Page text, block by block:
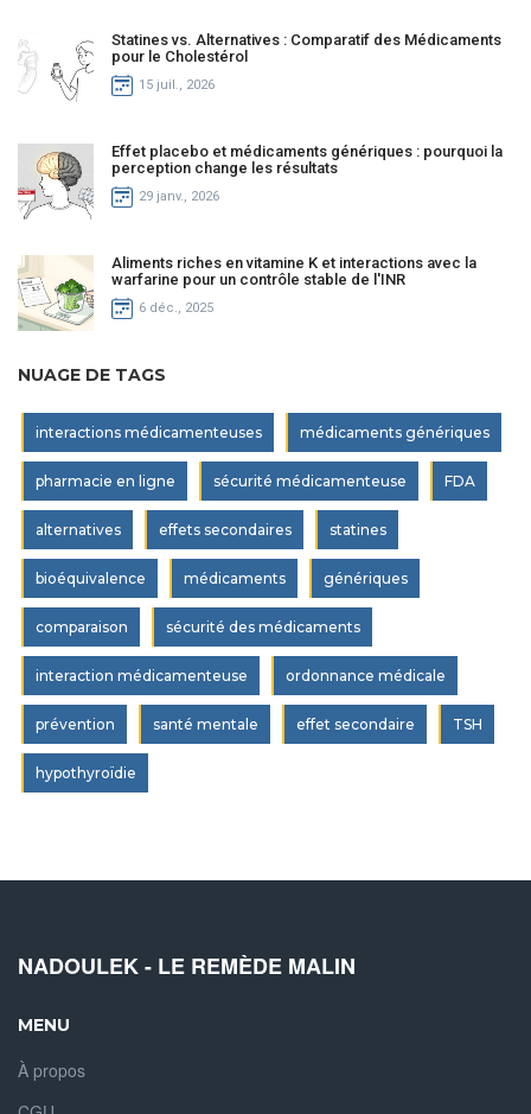
Statines vs. Alternatives : Comparatif des Médicaments
pour le Cholestérol
15 juil., 2026
Effet placebo et médicaments génériques : pourquoi la
perception change les résultats
29 janv., 2026
Aliments riches en vitamine K et interactions avec la
warfarine pour un contrôle stable de l'INR
6 déc., 2025
NUAGE DE TAGS
interactions médicamenteuses médicaments génériques
pharmacie en ligne sécurité médicamenteuse FDA
alternatives effets secondaires statines
bioéquivalence médicaments génériques
comparaison sécurité des médicaments
interaction médicamenteuse ordonnance médicale
prévention santé mentale effet secondaire TSH
hypothyroïdie
NADOULEK - LE REMÈDE MALIN
MENU
À propos